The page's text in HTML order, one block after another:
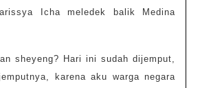
Icha meledek balik Medina
sheyeng? Hari ini sudah dijemput,
karena aku warga negara